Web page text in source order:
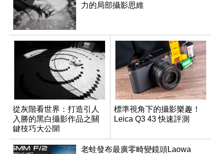
力的局部攝影思維
從灰階看世界：打造引人
入勝的黑白攝影作品之關
鍵技巧大公開
標準視角下的攝影樂趣！
Leica Q3 43 快速評測
老蛙發布最廣零畸變鏡頭Laowa